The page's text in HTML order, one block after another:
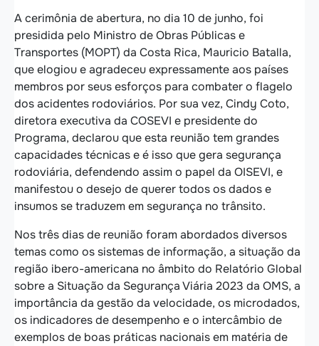
A cerimônia de abertura, no dia 10 de junho, foi
presidida pelo Ministro de Obras Públicas e
Transportes (MOPT) da Costa Rica, Mauricio Batalla,
que elogiou e agradeceu expressamente aos países
membros por seus esforços para combater o flagelo
dos acidentes rodoviários. Por sua vez, Cindy Coto,
diretora executiva da COSEVI e presidente do
Programa, declarou que esta reunião tem grandes
capacidades técnicas e é isso que gera segurança
rodoviária, defendendo assim o papel da OISEVI, e
manifestou o desejo de querer todos os dados e
insumos se traduzem em segurança no trânsito.
Nos três dias de reunião foram abordados diversos
temas como os sistemas de informação, a situação da
região ibero-americana no âmbito do Relatório Global
sobre a Situação da Segurança Viária 2023 da OMS, a
importância da gestão da velocidade, os microdados,
os indicadores de desempenho e o intercâmbio de
exemplos de boas práticas nacionais em matéria de